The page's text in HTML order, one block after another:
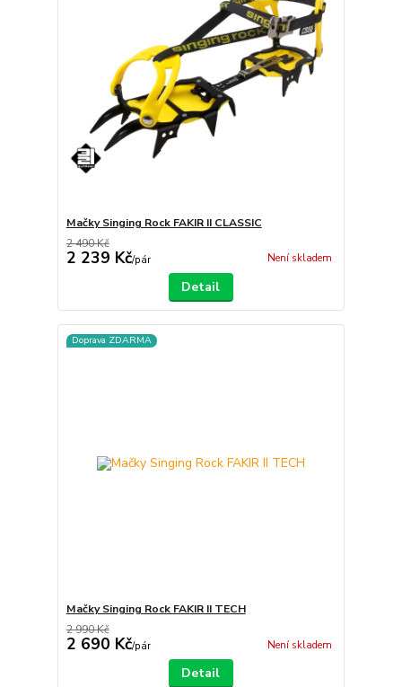
Mačky Singing Rock FAKIR II CLASSIC
2 490 Kč
2 239 Kč/pár Není skladem
Detail
Doprava ZDARMA
Mačky Singing Rock FAKIR II TECH
2 990 Kč
2 690 Kč/pár Není skladem
Detail